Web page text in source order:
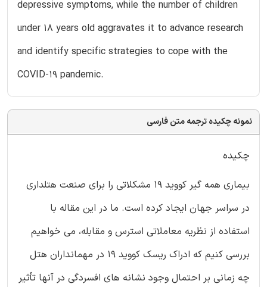
depressive symptoms, while the number of children
under 18 years old aggravates it to advance research
and identify specific strategies to cope with the
COVID-19 pandemic.
نمونه چکیده ترجمه متن فارسی
چکیده
بیماری همه گیر کووید 19 مشکلاتی را برای صنعت هتلداری
در سراسر جهان ایجاد کرده است. ما در این مقاله با
استفاده از نظریه معاملاتی استرس و مقابله، می خواهیم
بررسی کنیم که ادراک ریسک کووید 19 در مهمانداران هتل
چه زمانی بر احتمال وجود نشانه های افسردگی در آنها تأثیر